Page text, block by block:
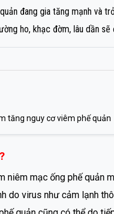
đang gia tăng mạnh và
ho, khạc đờm, lâu dần
tăng nguy cơ viêm phế quản
niêm mạc ống phế quản
do virus như cảm lạnh